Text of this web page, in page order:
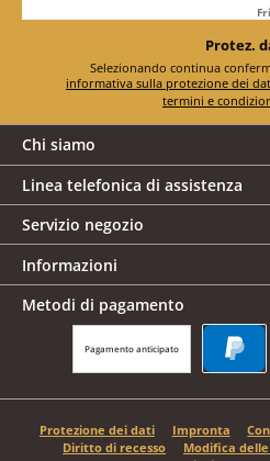
Protez.
informativa sulla protezione dei
termini e
Chi siamo
Linea telefonica di assistenza
Servizio negozio
Informazioni
Metodi di pagamento
Pagamento anticipato
Protezione dei dati Impronta
Diritto di recesso
Modifica